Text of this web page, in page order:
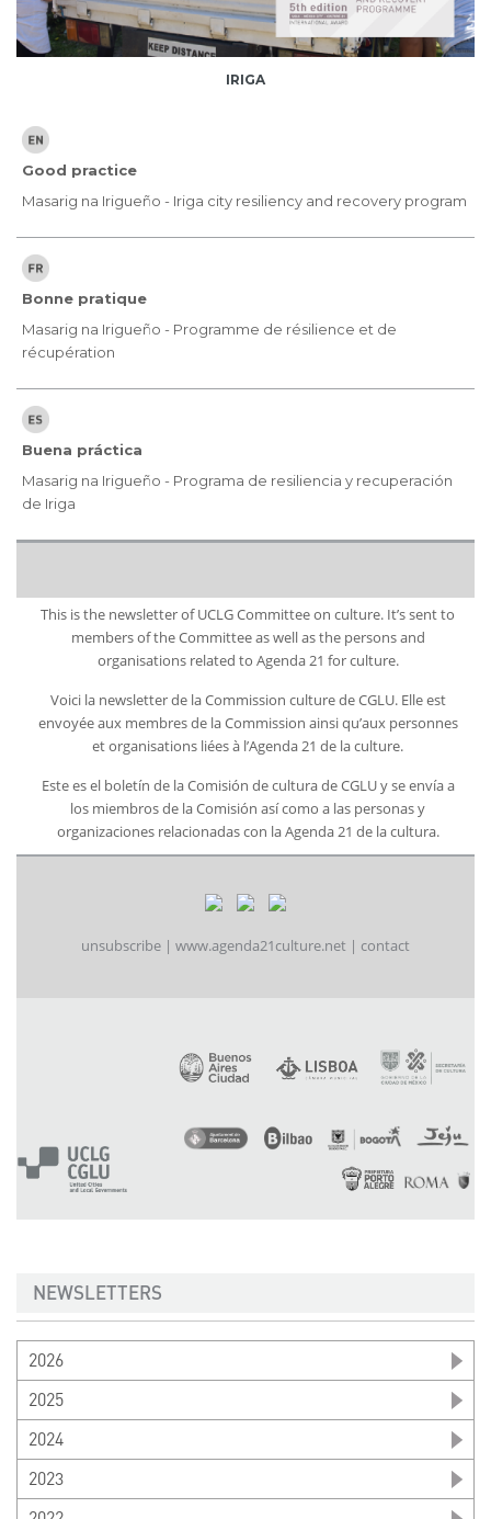
IRIGA
Good practice
Masarig na Irigueño - Iriga city resiliency and recovery program
Bonne pratique
Masarig na Irigueño - Programme de résilience et de
récupération
Buena práctica
Masarig na Irigueño - Programa de resiliencia y recuperación
de Iriga
This is the newsletter of UCLG Committee on culture. It’s sent to
members of the Committee as well as the persons and
organisations related to Agenda 21 for culture.
Voici la newsletter de la Commission culture de CGLU. Elle est
envoyée aux membres de la Commission ainsi qu’aux personnes
et organisations liées à l’Agenda 21 de la culture.
Este es el boletín de la Comisión de cultura de CGLU y se envía a
los miembros de la Comisión así como a las personas y
organizaciones relacionadas con la Agenda 21 de la cultura.
unsubscribe | www.agenda21culture.net | contact
NEWSLETTERS
2026
2025
2024
2023